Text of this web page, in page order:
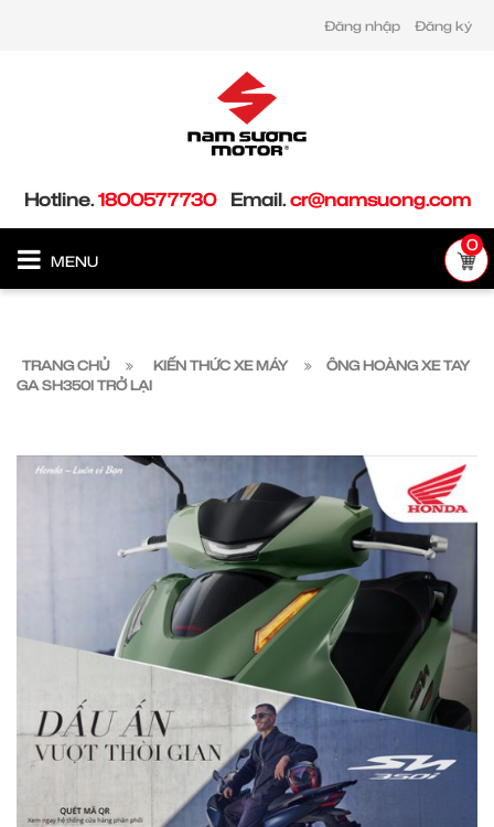
Đăng nhập Đăng ký
Hotline.1800577730 Email.cr@namsuong.com
MENU
0
TRANG CHỦ KIẾN THỨC XE MÁY
ÔNG HOÀNG XE TAY
GA SH350I TRỞ LẠI